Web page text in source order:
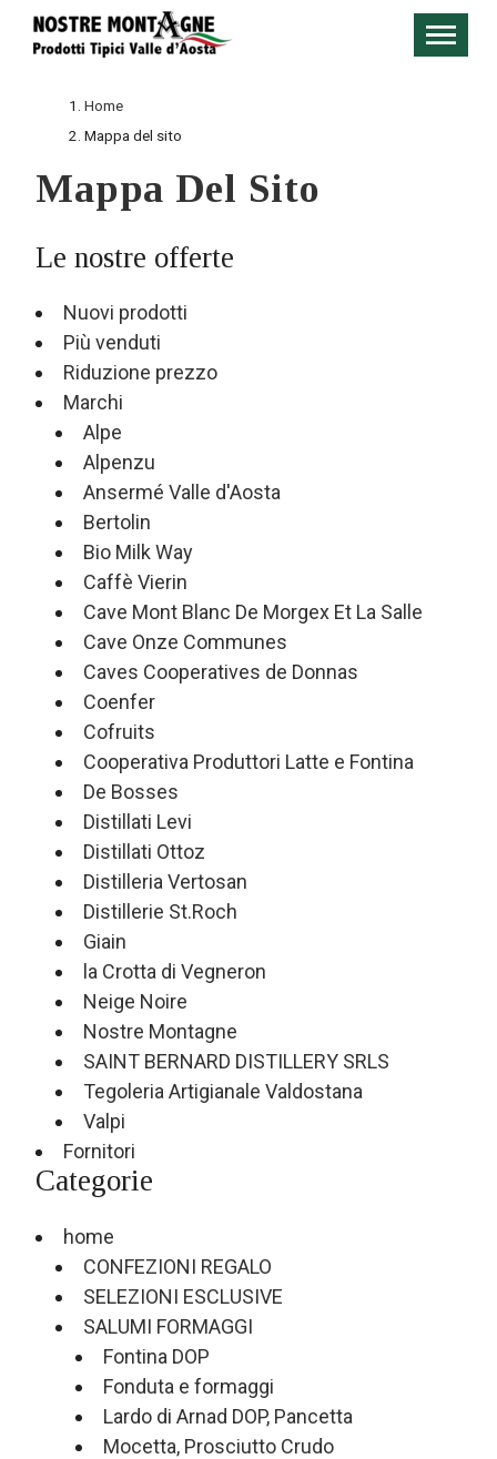
Home
Mappa del sito
Mappa Del Sito
Le nostre offerte
Nuovi prodotti
Più venduti
Riduzione prezzo
Marchi
Alpe
Alpenzu
Ansermé Valle d'Aosta
Bertolin
Bio Milk Way
Caffè Vierin
Cave Mont Blanc De Morgex Et La Salle
Cave Onze Communes
Caves Cooperatives de Donnas
Coenfer
Cofruits
Cooperativa Produttori Latte e Fontina
De Bosses
Distillati Levi
Distillati Ottoz
Distilleria Vertosan
Distillerie St.Roch
Giain
la Crotta di Vegneron
Neige Noire
Nostre Montagne
SAINT BERNARD DISTILLERY SRLS
Tegoleria Artigianale Valdostana
Valpi
Fornitori
Categorie
home
CONFEZIONI REGALO
SELEZIONI ESCLUSIVE
SALUMI FORMAGGI
Fontina DOP
Fonduta e formaggi
Lardo di Arnad DOP, Pancetta
Mocetta, Prosciutto Crudo